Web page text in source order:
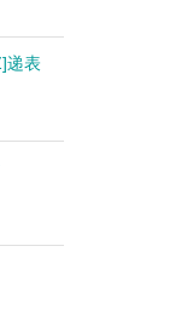
递表